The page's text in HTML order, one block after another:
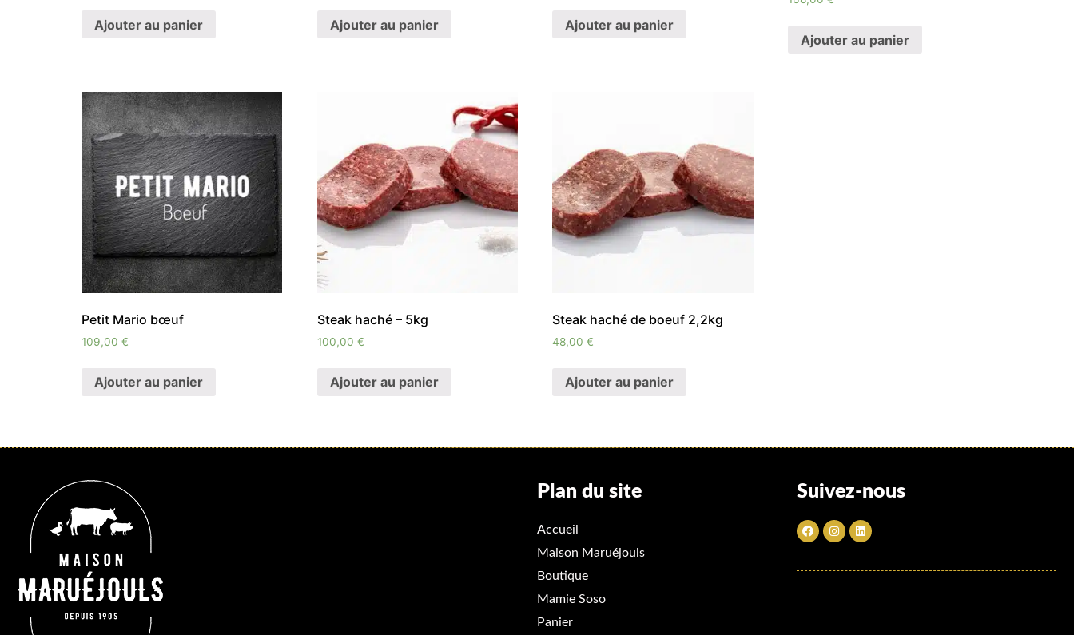
Ajouter au panier Ajouter au panier Ajouter au panier
Ajouter au panier
Petit Mario bœuf
109,00 €
Ajouter au panier
Steak haché – 5kg
100,00 €
Ajouter au panier
Steak haché de boeuf 2,2kg
48,00€
Ajouter au panier
Plan du site
Accueil
Maison Maruéjouls
Boutique
Mamie Soso
Panier
Suivez-nous